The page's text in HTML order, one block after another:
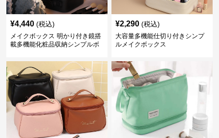
¥4,440 (税込)
メイクボックス 明かり付き鏡搭
載多機能化粧品収納シンプルボ
¥2,290 (税込)
大容量多機能仕切り付きシンプ
ルメイクボックス